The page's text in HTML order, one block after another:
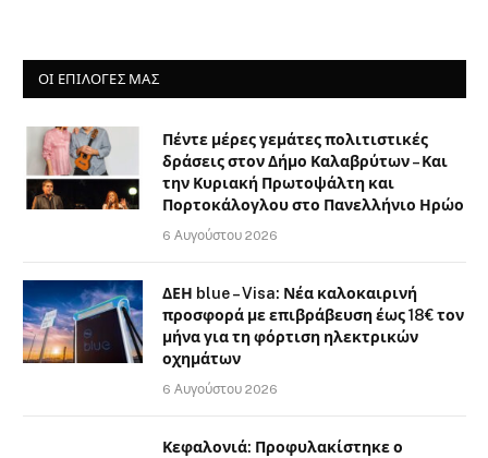
ΟΙ ΕΠΙΛΟΓΈΣ ΜΑΣ
Πέντε μέρες γεμάτες πολιτιστικές
δράσεις στον Δήμο Καλαβρύτων – Και
την Κυριακή Πρωτοψάλτη και
Πορτοκάλογλου στο Πανελλήνιο Ηρώο
6 Αυγούστου 2026
ΔΕΗ blue – Visa: Νέα καλοκαιρινή
προσφορά με επιβράβευση έως 18€ τον
μήνα για τη φόρτιση ηλεκτρικών
οχημάτων
6 Αυγούστου 2026
Κεφαλονιά: Προφυλακίστηκε ο